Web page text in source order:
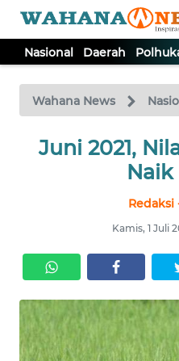
Nasional Daerah
Wahana News
Juni 2021,
Naik
Redaksi
Kamis, 1 Juli
TV
Tutup
NASIONAL
KRIMINAL
EKUIN